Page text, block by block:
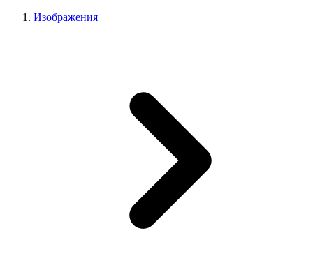
Изображения